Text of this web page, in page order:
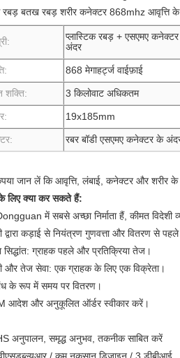
बतख रबड़ शरीर कनेक्टर 868mhz आवृत्ति के
प्लास्टिक रबड़ + एसएमए
अंदर
868 मेगाहर्ट्ज वाईफ़ाई
3 किलोवाट अधिकतम
19x185mm
रबर बॉडी एसएमए कनेक्टर के
जान लें कि आवृत्ति, लंबाई, कनेक्टर और शरीर
लिए क्या कर सकते हैं:
में सबसे अच्छा निर्माता हैं, कीमत विदेशी
द्वारा कड़ाई से नियंत्रण गुणवत्ता और वितरण से पहले
सिद्धांत: ग्राहक पहले और प्रतिक्रिया तेज।
और तेज सेवा: एक ग्राहक के लिए एक विक्रेता।
के रूप में समय पर वितरण।
आदेश और अनुकूलित ऑर्डर स्वीकार करें।
अनुपालन, समृद्ध अनुभव, तकनीक साबित करें